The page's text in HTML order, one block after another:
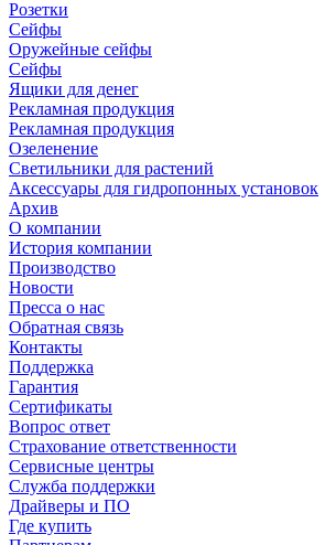
Розетки
Сейфы
Оружейные сейфы
Сейфы
Ящики для денег
Рекламная продукция
Рекламная продукция
Озеленение
Светильники для растений
Аксессуары для гидропонных установок
Архив
О компании
История компании
Производство
Новости
Пресса о нас
Обратная связь
Контакты
Поддержка
Гарантия
Сертификаты
Вопрос ответ
Страхование ответственности
Сервисные центры
Служба поддержки
Драйверы и ПО
Где купить